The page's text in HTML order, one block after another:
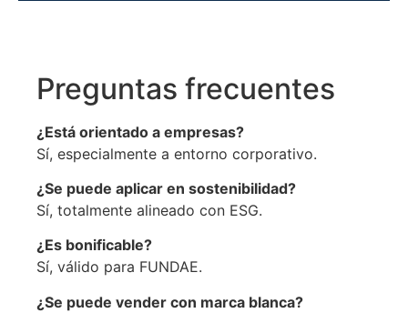
Preguntas frecuentes
¿Está orientado a empresas?
Sí, especialmente a entorno corporativo.
¿Se puede aplicar en sostenibilidad?
Sí, totalmente alineado con ESG.
¿Es bonificable?
Sí, válido para FUNDAE.
¿Se puede vender con marca blanca?